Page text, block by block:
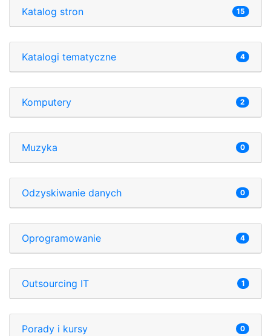
Katalog stron 15
Katalogi tematyczne 4
Komputery 2
Muzyka 0
Odzyskiwanie danych 0
Oprogramowanie 4
Outsourcing IT 1
Porady i kursy 0